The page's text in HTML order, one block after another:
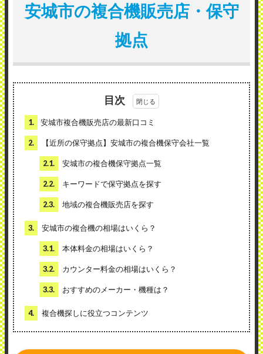
安城市の複合機販売店・保守
拠点
目次
1. 安城市複合機販売店の最新口コミ
2. 【近所の保守拠点】安城市の複合機保守会社一覧
2.1. 安城市の複合機保守拠点一覧
2.2. キーワードで保守拠点を探す
2.3. 地域の複合機販売店を探す
3. 安城市の複合機の相場はいくら？
3.1. 本体料金の相場はいくら？
3.2. カウンター料金の相場はいくら？
3.3. おすすめのメーカー・機種は？
4. 複合機探しに役立つコンテンツ